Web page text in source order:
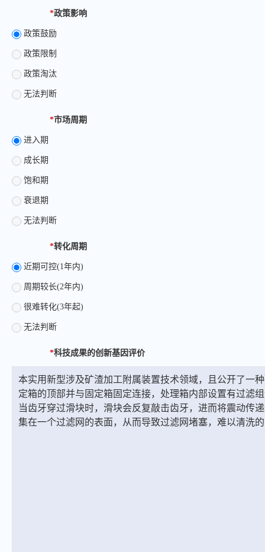
*政策影响
政策鼓励
政策限制
政策淘汰
无法判断
*市场周期
进入期
成长期
饱和期
衰退期
无法判断
*转化周期
近期可控(1年内)
周期较长(2年内)
很难转化(3年起)
无法判断
*科技成果的创新基因评价